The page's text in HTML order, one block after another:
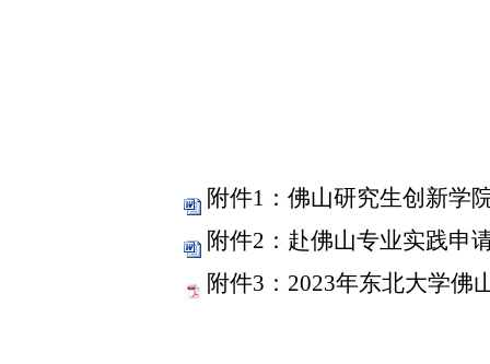
附件1：佛山研究生创新学
附件2：赴佛山专业实践申
附件3：2023年东北大学佛